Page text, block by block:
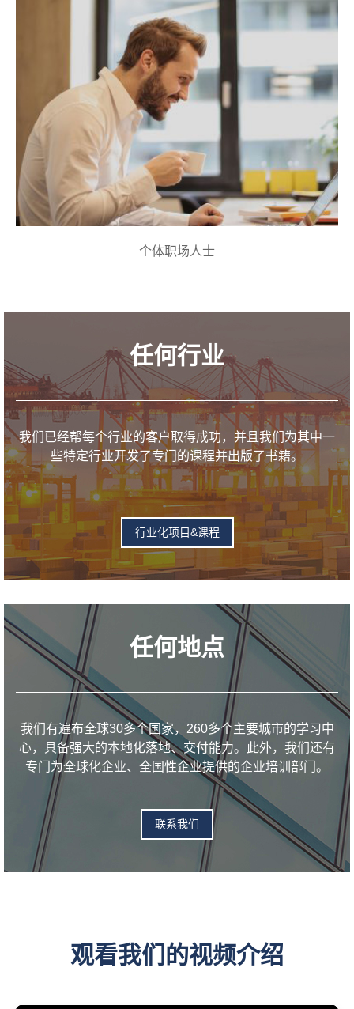
个体职场人士
任何行业
我们已经帮每个行业的客户取得成功，并且我们为其中一
些特定行业开发了专门的课程并出版了书籍。
行业化项目&课程
任何地点
我们有遍布全球30多个国家，260多个主要城市的学习中
心，具备强大的本地化落地、交付能力。此外，我们还有
专门为全球化企业、全国性企业提供的企业培训部门。
联系我们
观看我们的视频介绍